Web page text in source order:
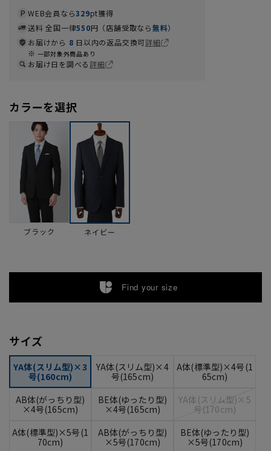
WEB会員なら329pt獲得
送料 全国一律550円（店舗受取なら無料）
お届けから 8 日以内の返品交換可詳細
一部対象外商品あり
お届け日を調べる詳細
カラーを選択
ブラック ネイビー
Find your size
サイズ
YA体(スリム型)×3
号(160cm)
YA体(スリム型)×4
号(165cm)
A体(標準型)×4号(1
65cm)
AB体(がっちり型)
×4号(165cm)
BE体(ゆったり型)
×4号(165cm)
YA体(スリム型)×5
号(170cm)
A体(標準型)×5号(1
70cm)
AB体(がっちり型)
×5号(170cm)
BE体(ゆったり型)
×5号(170cm)